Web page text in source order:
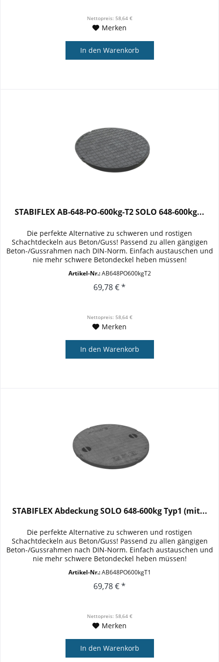
Nettopreis: 58,64 €
Merken
In den Warenkorb
STABIFLEX AB-648-PO-600kg-T2 SOLO 648-600kg...
Die perfekte Alternative zu schweren und rostigen
Schachtdeckeln aus Beton/Guss! Passend zu allen gängigen
Beton-/Gussrahmen nach DIN-Norm. Einfach austauschen und
nie mehr schwere Betondeckel heben müssen!
Artikel-Nr.:AB648PO600kgT2
69,78 € *
Nettopreis: 58,64 €
Merken
In den Warenkorb
STABIFLEX Abdeckung SOLO 648-600kg Typ1 (mit...
Die perfekte Alternative zu schweren und rostigen
Schachtdeckeln aus Beton/Guss! Passend zu allen gängigen
Beton-/Gussrahmen nach DIN-Norm. Einfach austauschen und
nie mehr schwere Betondeckel heben müssen!
Artikel-Nr.:AB648PO600kgT1
69,78 € *
Nettopreis: 58,64 €
Merken
In den Warenkorb